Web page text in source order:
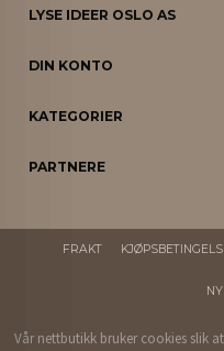
LYSE IDEER OSLO AS
DIN KONTO
KATEGORIER
PARTNERE
FRAKT
Vår nettbutikk bruker cookies slik